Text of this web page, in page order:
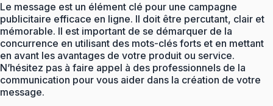
Le message est un élément clé pour une campagne
publicitaire efficace en ligne. Il doit être percutant, clair et
mémorable. Il est important de se démarquer de la
concurrence en utilisant des mots-clés forts et en mettant
en avant les avantages de votre produit ou service.
N’hésitez pas à faire appel à des professionnels de la
communication pour vous aider dans la création de votre
message.